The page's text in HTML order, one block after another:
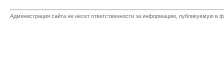
Администрация сайта не несет ответственности за информацию, публикуемую